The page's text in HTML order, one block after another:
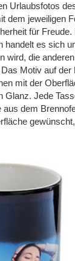
Urlaubsfotos
dem jeweiligen
für Freude.
handelt es sich
wird, die
Motiv auf
mit der
Glanz. Jede
aus dem